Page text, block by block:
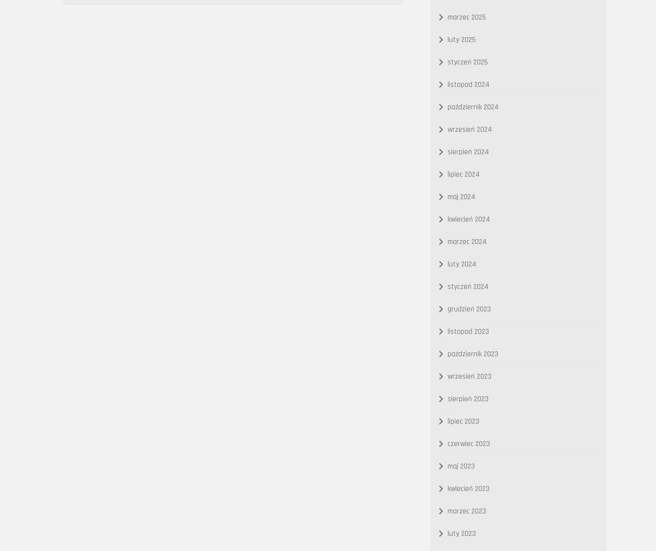
marzec 2025
luty 2025
styczeń 2025
listopad 2024
październik 2024
wrzesień 2024
sierpień 2024
lipiec 2024
maj 2024
kwiecień 2024
marzec 2024
luty 2024
styczeń 2024
grudzień 2023
listopad 2023
październik 2023
wrzesień 2023
sierpień 2023
lipiec 2023
czerwiec 2023
maj 2023
kwiecień 2023
marzec 2023
luty 2023